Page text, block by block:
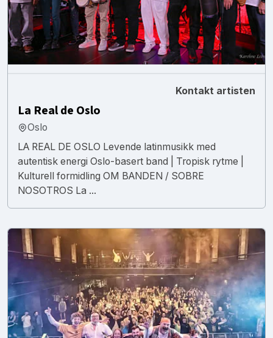
Kontakt artisten
La Real de Oslo
Oslo
LA REAL DE OSLO Levende latinmusikk med
autentisk energi Oslo-basert band | Tropisk rytme |
Kulturell formidling OM BANDEN / SOBRE
NOSOTROS La ...